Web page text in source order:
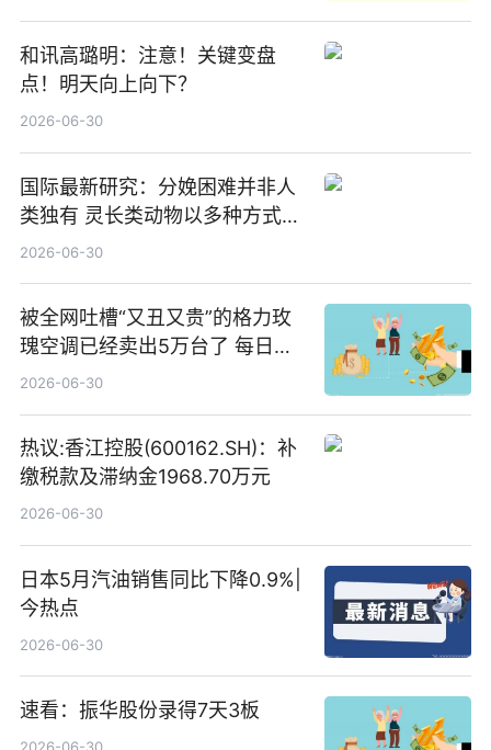
和讯高璐明：注意！关键变盘
点！明天向上向下？
2026-06-30
国际最新研究：分娩困难并非人
类独有 灵长类动物以多种方式演
化|最新消息
2026-06-30
被全网吐槽“又丑又贵”的格力玫
瑰空调已经卖出5万台了 每日热
文
2026-06-30
热议:香江控股(600162.SH)：补
缴税款及滞纳金1968.70万元
2026-06-30
日本5月汽油销售同比下降0.9%|
今热点
2026-06-30
速看：振华股份录得7天3板